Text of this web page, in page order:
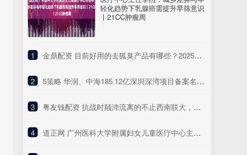
轻化趋势下乳腺癌需提升早筛意识
丨21CC肿瘤周
1 ​金鼎配资 目前好用的去狐臭产品有哪些？2025年十大品牌排行榜，这款实力派
2 ​5策略 华润、中海185.12亿深圳深湾项目备案名确定为“后海沄玺花园”
3 ​粤友钱配资 抗战时颠沛流离的不止西南联大，作家重走十所大学内迁路
4 ​道正网 广州医科大学附属妇女儿童医疗中心主任李杰：城乡差异与年轻化趋势下乳腺癌需提升早筛意识丨21CC肿瘤周